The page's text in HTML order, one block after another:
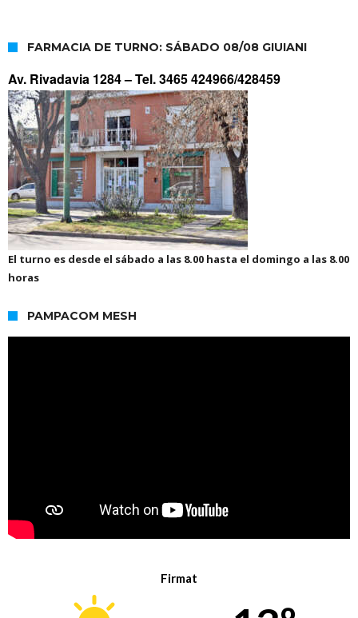
FARMACIA DE TURNO: SÁBADO 08/08 GIUIANI
Av. Rivadavia 1284 –Tel. 3465 424966/428459
El turno es desde el sábado a las 8.00 hasta el domingo a las 8.00
horas
PAMPACOM MESH
Firmat